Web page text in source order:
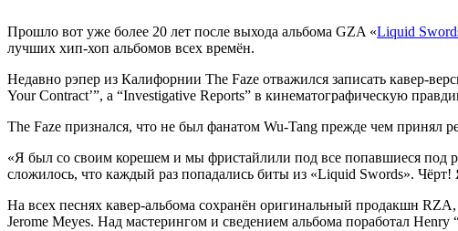
Прошло вот уже более 20 лет после выхода альбома GZA «Liquid
лучших хип-хоп альбомов всех времён.
Недавно рэпер из Калифорнии The Faze отважился записать кавер-
Your Contract’”, а “Investigative Reports” в кинематографическую
The Faze признался, что не был фанатом Wu-Tang прежде чем принял
«Я был со своим корешем и мы фристайлили под все попавшиеся под
сложилось, что каждый раз попадались биты из «Liquid Swords». Чёрт!
На всех песнях кавер-альбома сохранён оригинальный продакшн RZA,
Jerome Meyes. Над мастерингом и сведением альбома поработал Henry